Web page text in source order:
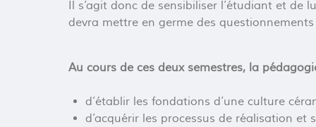
Il s’agit donc de sensibiliser l’étudiant et de
devra mettre en germe des
Au cours de ces deux semestres, la
d’établir les fondations d’une culture
d’acquérir les processus de réalisation